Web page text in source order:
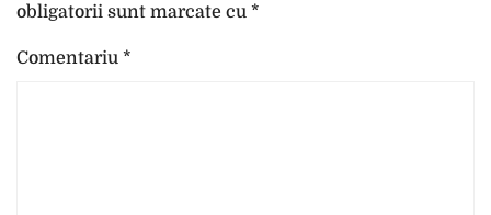
obligatorii sunt marcate cu *
Comentariu *